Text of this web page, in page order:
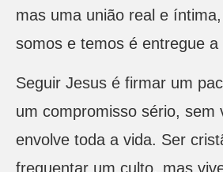
mas uma união real e
somos e temos é entregue a
Seguir Jesus é firmar um
um compromisso sério, sem
envolve toda a vida. Ser
frequentar um culto, mas